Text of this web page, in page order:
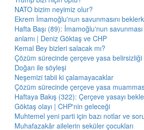
NATO bizim neyimiz olur?
Ekrem İmamoğlu'nun savunmasını
Hafta Başı (89): İmamoğlu'nun
anlamı | Deniz Göktaş ve CHP
Kemal Bey bizleri salacak mı?
Çözüm sürecinde çerçeve yasa
Doğan ile söyleşi
Neşemizi tabii ki çalamayacaklar
Çözüm sürecinde çerçeve yasa
Haftaya Bakış (322): Çerçeve yasayı
Göktaş olayı | CHP'nin geleceği
Muhtemel yeni parti için bazı notlar ve
Muhafazakâr ailelerin seküler çocukları